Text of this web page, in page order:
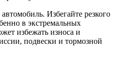
Избегайте резкого
в экстремальных
избежать износа и
подвески и тормозной